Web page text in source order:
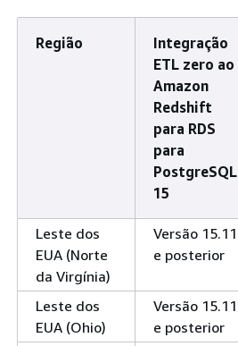
Região
Integração
ETL zero ao
Amazon
Redshift
para RDS
para
PostgreSQL
15
Leste dos
EUA (Norte
da Virgínia)
Versão 15.11
e posterior
Leste dos
EUA (Ohio)
Versão 15.11
e posterior